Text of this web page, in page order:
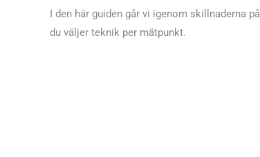
I den här guiden går vi igenom skillnaderna
du väljer teknik per mätpunkt.